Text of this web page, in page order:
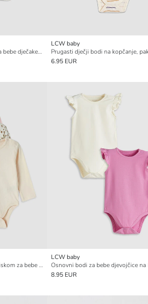
Tiskani bodi s kopčanjem za bebe dječake, pakiranje od 3 komada
LCW baby
6.95 EUR
Bodi s okruglim izrezom s tiskom za bebe djevojčice, 3-pakiranje, na drukere
LCW baby
8.95 EUR